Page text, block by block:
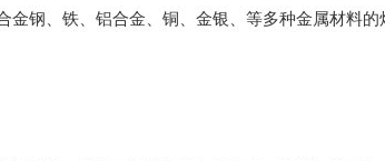
金钢、铁、铝合金、铜、金银、等多种金属材料的